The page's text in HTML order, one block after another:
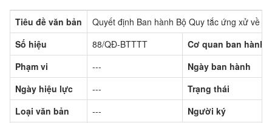
Tiêu đề văn bản
Quyết định Ban hành Bộ Quy tắc ứng xử về
Số hiệu
88/QĐ-BTTTT
Cơ quan ban hành
Phạm vi
---
Ngày ban hành
Ngày hiệu lực
---
Trạng thái
Loại văn bản
---
Người ký